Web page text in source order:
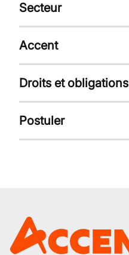
Secteur
Accent
Droits et obligations
Postuler